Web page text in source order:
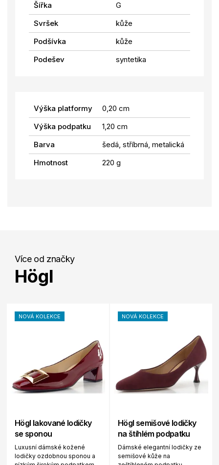
Šířka
G
Svršek
kůže
Podšívka
kůže
Podešev
syntetika
Výška platformy
0,20 cm
Výška podpatku
1,20 cm
Barva
šedá, stříbrná, metalická
Hmotnost
220 g
Více od značky
Högl
NOVÁ KOLEKCE
Högl lakované lodičky
se sponou
Luxusní dámské kožené
lodičky ozdobnou sponou a
NOVÁ KOLEKCE
Högl semišové lodičky
na štíhlém podpatku
Dámské elegantní lodičky ze
semišové kůže na